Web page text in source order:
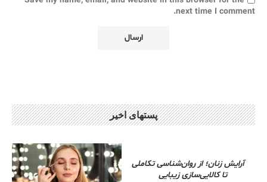
next time I comment.
پستهای اخیر
آرایش زنان؛ از روان‌شناسی تکاملی
تا کالایی‌سازی زیبایی